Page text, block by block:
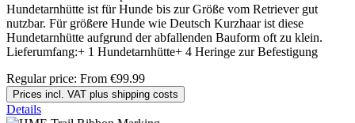
Hundetarnhütte ist für Hunde bis zur Größe vom Retriever gut
nutzbar. Für größere Hunde wie Deutsch Kurzhaar ist diese
Hundetarnhütte aufgrund der abfallenden Bauform oft zu klein.
Lieferumfang:+ 1 Hundetarnhütte+ 4 Heringe zur Befestigung
Regular price: From €99.99
Prices incl. VAT plus shipping costs
Details